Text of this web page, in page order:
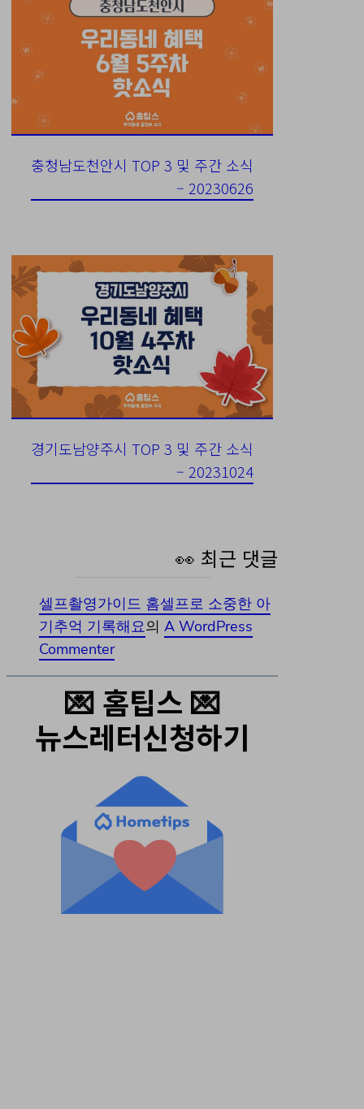
충청남도천안시 TOP 3 및 주간 소식
– 20230626
경기도남양주시 TOP 3 및 주간 소식
– 20231024
👀 최근 댓글
셀프촬영가이드 홈셀프로 소중한 아
기추억 기록해요의 A WordPress
Commenter
💌 홈팁스 💌
뉴스레터신청하기